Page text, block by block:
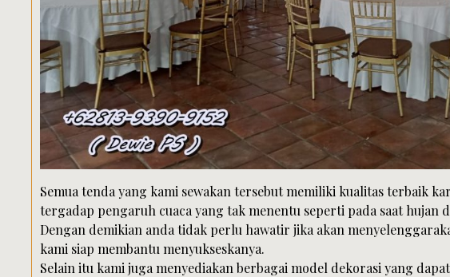
Semua tenda yang kami sewakan tersebut memiliki kualitas terbaik
tergadap pengaruh cuaca yang tak menentu seperti pada saat hujan
Dengan demikian anda tidak perlu hawatir jika akan
kami siap membantu menyukseskanya.
Selain itu kami juga menyediakan berbagai model dekorasi yang